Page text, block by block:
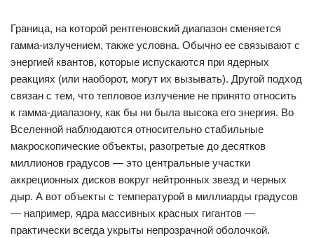
Граница, на которой рентгеновский диапазон сменяется
гамма-излучением, также условна. Обычно ее связывают с
энергией квантов, которые испускаются при ядерных
реакциях (или наоборот, могут их вызывать). Другой подход
связан с тем, что тепловое излучение не принято относить
к гамма-диапазону, как бы ни была высока его энергия. Во
Вселенной наблюдаются относительно стабильные
макроскопические объекты, разогретые до десятков
миллионов градусов — это центральные участки
аккреционных дисков вокруг нейтронных звезд и черных
дыр. А вот объекты с температурой в миллиарды градусов
— например, ядра массивных красных гигантов —
практически всегда укрыты непрозрачной оболочкой.